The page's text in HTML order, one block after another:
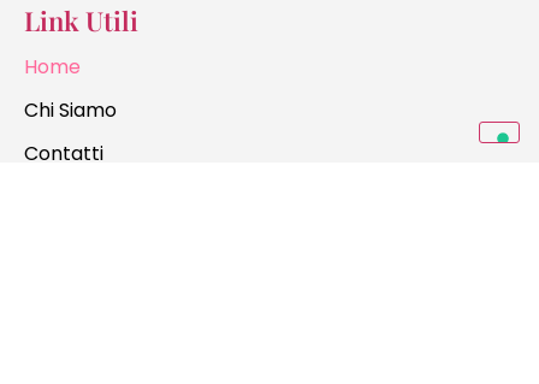
Link Utili
Home
Chi Siamo
Contatti